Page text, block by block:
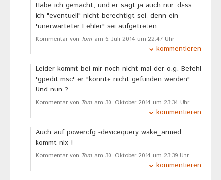
Habe ich gemacht; und er sagt ja auch nur, dass
ich "eventuell" nicht berechtigt sei, denn ein
"unerwarteter Fehler" sei aufgetreten.
Kommentar von Tom am 6. Juli 2014 um 22:47 Uhr
kommentieren
Leider kommt bei mir noch nicht mal der o.g. Befehl
"gpedit.msc" er "konnte nicht gefunden werden".
Und nun ?
Kommentar von Tom am 30. Oktober 2014 um 23:34 Uhr
kommentieren
Auch auf powercfg -devicequery wake_armed
kommt nix !
Kommentar von Tom am 30. Oktober 2014 um 23:39 Uhr
kommentieren